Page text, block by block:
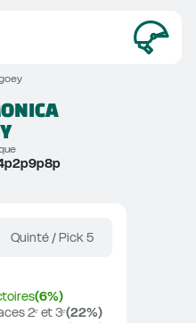
Quinté / Pick 5
(6%)
2ᵉ et 3ᵉ(22%)